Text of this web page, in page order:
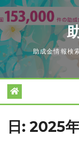
Skip
to
content
助成金情報検
日: 2025